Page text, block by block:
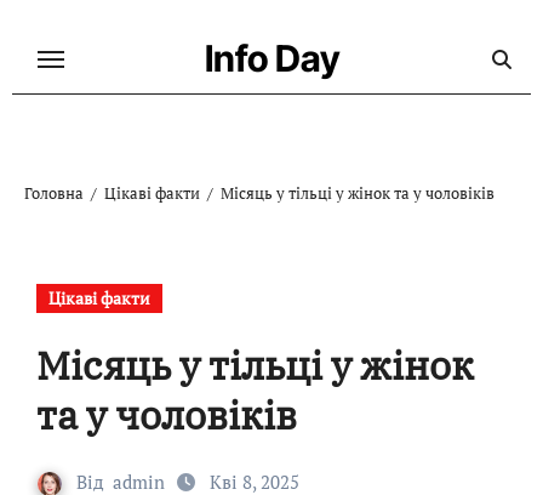
Info Day
Головна Цікаві факти Місяць у тільці у жінок та у чоловіків
Цікаві факти
Місяць у тільці у жінок
та у чоловіків
Від admin Кві 8, 2025